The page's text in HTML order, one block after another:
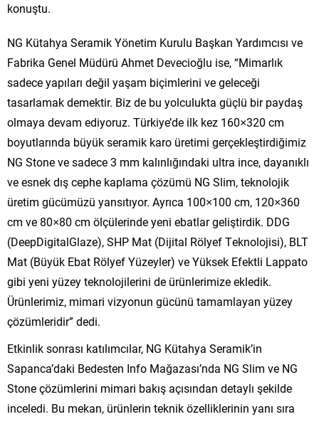
konuştu.
NG Kütahya Seramik Yönetim Kurulu Başkan Yardımcısı ve
Fabrika Genel Müdürü Ahmet Devecioğlu ise, “Mimarlık
sadece yapıları değil yaşam biçimlerini ve geleceği
tasarlamak demektir. Biz de bu yolculukta güçlü bir paydaş
olmaya devam ediyoruz. Türkiye’de ilk kez 160×320 cm
boyutlarında büyük seramik karo üretimi gerçekleştirdiğimiz
NG Stone ve sadece 3 mm kalınlığındaki ultra ince, dayanıklı
ve esnek dış cephe kaplama çözümü NG Slim, teknolojik
üretim gücümüzü yansıtıyor. Ayrıca 100×100 cm, 120×360
cm ve 80×80 cm ölçülerinde yeni ebatlar geliştirdik. DDG
(DeepDigitalGlaze), SHP Mat (Dijital Rölyef Teknolojisi), BLT
Mat (Büyük Ebat Rölyef Yüzeyler) ve Yüksek Efektli Lappato
gibi yeni yüzey teknolojilerini de ürünlerimize ekledik.
Ürünlerimiz, mimari vizyonun gücünü tamamlayan yüzey
çözümleridir” dedi.
Etkinlik sonrası katılımcılar, NG Kütahya Seramik’in
Sapanca’daki Bedesten Info Mağazası’nda NG Slim ve NG
Stone çözümlerini mimari bakış açısından detaylı şekilde
inceledi. Bu mekan, ürünlerin teknik özelliklerinin yanı sıra